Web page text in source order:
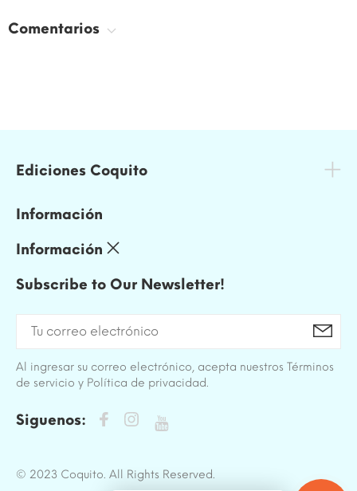
Comentarios
Ediciones Coquito
Información
Información
Subscribe to Our Newsletter!
Al ingresar su correo electrónico, acepta nuestros Términos
de servicio y Política de privacidad.
Siguenos:
© 2023 Coquito. All Rights Reserved.